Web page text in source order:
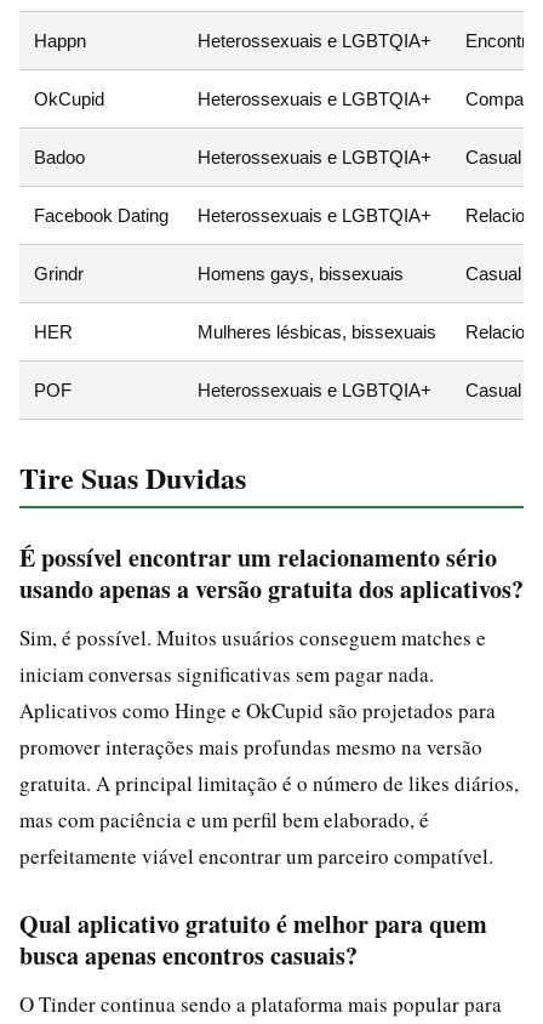
Happn Heterossexuais e LGBTQIA+
OkCupid Heterossexuais e LGBTQIA+
Badoo Heterossexuais e LGBTQIA+ Casual e
Facebook Dating Heterossexuais e LGBTQIA+
Grindr Homens gays, bissexuais Casual e
HER Mulheres lésbicas, bissexuais
POF Heterossexuais e LGBTQIA+ Casual e
Tire Suas Duvidas
É possível encontrar um relacionamento sério
usando apenas a versão gratuita dos aplicativos?
Sim, é possível. Muitos usuários conseguem matches e
iniciam conversas significativas sem pagar nada.
Aplicativos como Hinge e OkCupid são projetados para
promover interações mais profundas mesmo na versão
gratuita. A principal limitação é o número de likes diários,
mas com paciência e um perfil bem elaborado, é
perfeitamente viável encontrar um parceiro compatível.
Qual aplicativo gratuito é melhor para quem
busca apenas encontros casuais?
O Tinder continua sendo a plataforma mais popular para